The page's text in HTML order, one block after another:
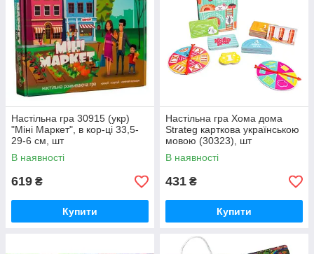
Настільна гра 30915 (укр)
"Міні Маркет", в кор-ці 33,5-
29-6 см, шт
В наявності
619 ₴
Купити
Настільна гра Хома дома
Strateg карткова українською
мовою (30323), шт
В наявності
431 ₴
Купити